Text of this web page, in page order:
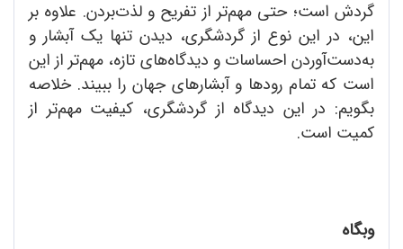
گردش است؛ حتی مهم‌تر از تفریح و لذت‌بردن. علاوه بر
این، در این نوع از گردشگری، دیدن تنها یک آبشار و
به‌دست‌آوردن احساسات و دیدگاه‌های تازه، مهم‌تر از این
است که تمام رودها و آبشارهای جهان را ببیند. خلاصه
بگویم: در این دیدگاه از گردشگری، کیفیت مهم‌تر از
کمیت است.
وبگاه